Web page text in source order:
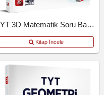
TYT 3D Matematik Soru Bankası
Kitap İncele